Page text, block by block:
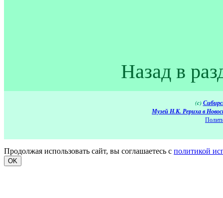
Назад в
(c)
Музей Н.К. Рериха в
Продолжая использовать сайт, вы соглашаетесь с политикой
OK